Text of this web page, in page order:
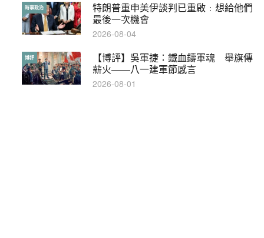
特朗普重申美伊談判已重啟﹕想給他們
最後一次機會
時事政治
2026-08-04
【博評】吳軍捷：鐵血鑄軍魂 舉旗傳
薪火——八一建軍節感言
博評
2026-08-01
本港保護兒童法例雜亂互相矛盾家長易
墮法網
特稿
2019-05-21
【輕百科】甚麼按摩院要領牌？顧客涉
及刑責嗎？
輕百科
2021-05-13